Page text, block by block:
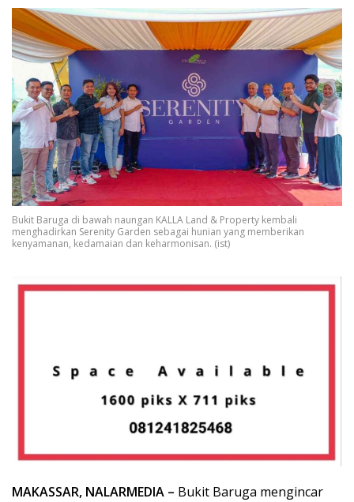
Bukit Baruga di bawah naungan KALLA Land & Property kembali
menghadirkan Serenity Garden sebagai hunian yang memberikan
kenyamanan, kedamaian dan keharmonisan. (ist)
MAKASSAR, NALARMEDIA – Bukit Baruga mengincar